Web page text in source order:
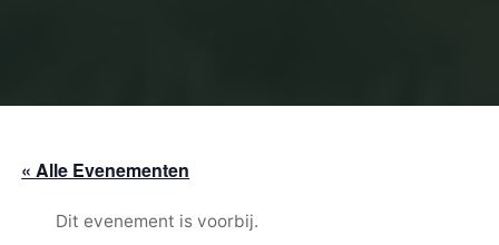
« Alle Evenementen
Dit evenement is voorbij.